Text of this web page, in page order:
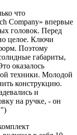
что
Company» впервые
головок. Перед
целое. Ключи
Поэтому
габариты,
оказалось
техники. Молодой
конструкцию.
и
на ручке, - он